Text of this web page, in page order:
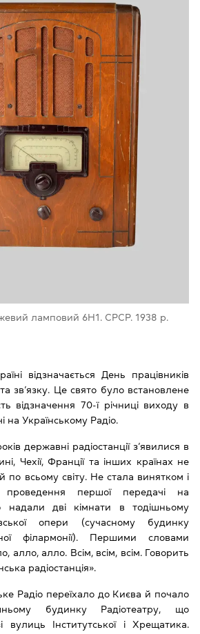
ламповий 6Н1. СРСР. 1938 р.
відзначається День працівників
зв’язку. Це свято було встановлене
відзначення 70-ї річниці виходу в
на Українському Радіо.
державні радіостанції з’явилися в
Чехії, Франції та інших країнах не
по всьому світу. Не стала винятком і
першої передачі на
надали дві кімнати в тодішньому
опери (сучасному будинку
філармонії). Першими словами
алло, алло. Всім, всім, всім. Говорить
радіостанція».
Радіо переїхало до Києва й почало
будинку Радіотеатру, що
вулиць Інститутської і Хрещатика.